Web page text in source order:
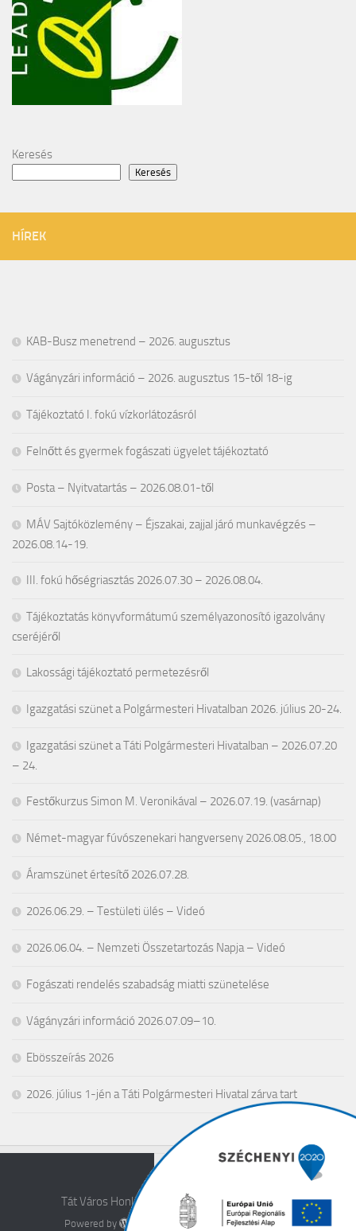
Keresés
Keresés
HÍREK
KAB-Busz menetrend – 2026. augusztus
Vágányzári információ – 2026. augusztus 15-től 18-ig
Tájékoztató I. fokú vízkorlátozásról
Felnőtt és gyermek fogászati ügyelet tájékoztató
Posta – Nyitvatartás – 2026.08.01-től
MÁV Sajtóközlemény – Éjszakai, zajjal járó munkavégzés –
2026.08.14-19.
III. fokú hőségriasztás 2026.07.30 – 2026.08.04.
Tájékoztatás könyvformátumú személyazonosító igazolvány
cseréjéről
Lakossági tájékoztató permetezésről
Igazgatási szünet a Polgármesteri Hivatalban 2026. július 20-24.
Igazgatási szünet a Táti Polgármesteri Hivatalban – 2026.07.20
– 24.
Festőkurzus Simon M. Veronikával – 2026.07.19. (vasárnap)
Német-magyar fúvószenekari hangverseny 2026.08.05., 18.00
Áramszünet értesítő 2026.07.28.
2026.06.29. – Testületi ülés – Videó
2026.06.04. – Nemzeti Összetartozás Napja – Videó
Fogászati rendelés szabadság miatti szünetelése
Vágányzári információ 2026.07.09–10.
Ebösszeírás 2026
2026. július 1-jén a Táti Polgármesteri Hivatal zárva tart
Tát Város Honlapja © 2026. All Rights Reserved.
Powered by - Designed with theHueman theme